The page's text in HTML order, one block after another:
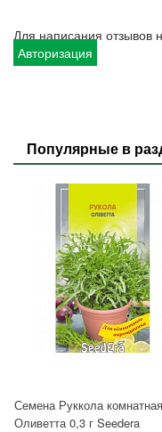
Для написания отзывов
Авторизация
Популярные в
Семена Руккола комнатная
Оливетта 0,3 г Seedera